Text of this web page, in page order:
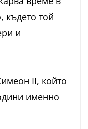
където той
и
II, който
именно